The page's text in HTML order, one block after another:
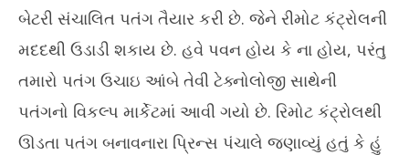
બેટરી સંચાલિત પતંગ તૈયાર કરી છે. જેને રીમોટ કંટ્રોલની
મદદથી ઉડાડી શકાય છે. હવે પવન હોય કે ના હોય, પરંતુ
તમારો પતંગ ઉચાઇ આંબે તેવી ટેક્નોલોજી સાથેની
પતંગનો વિકલ્પ માર્કેટમાં આવી ગયો છે. રિમોટ કંટ્રોલથી
ઊડતા પતંગ બનાવનારા પ્રિન્સ પંચાલે જણાવ્યું હતું કે હું